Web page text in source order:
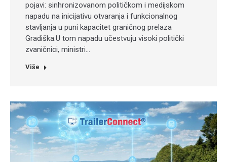
pojavi: sinhronizovanom političkom i medijskom
napadu na inicijativu otvaranja i funkcionalnog
stavljanja u puni kapacitet graničnog prelaza
Gradiška.U tom napadu učestvuju visoki politički
zvaničnici, ministri…
Više